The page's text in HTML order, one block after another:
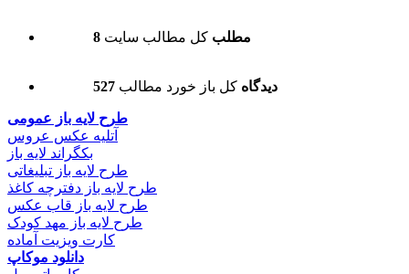
8 مطلب کل مطالب سایت
527 دیدگاه کل باز خورد مطالب
طرح لایه باز عمومی
آتلیه عکس عروس
بکگراند لایه باز
طرح لایه باز تبلیغاتی
طرح لایه باز دفترچه کاغذ
طرح لایه باز قاب عکس
طرح لایه باز مهد کودک
کارت ویزیت آماده
دانلود موکاپ